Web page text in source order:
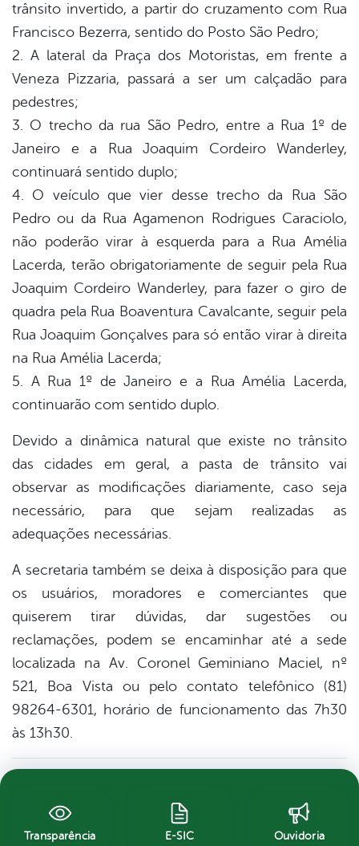
trânsito invertido, a partir do cruzamento com Rua
Francisco Bezerra, sentido do Posto São Pedro;
2. A lateral da Praça dos Motoristas, em frente a
Veneza Pizzaria, passará a ser um calçadão para
pedestres;
3. O trecho da rua São Pedro, entre a Rua 1º de
Janeiro e a Rua Joaquim Cordeiro Wanderley,
continuará sentido duplo;
4. O veículo que vier desse trecho da Rua São
Pedro ou da Rua Agamenon Rodrigues Caraciolo,
não poderão virar à esquerda para a Rua Amélia
Lacerda, terão obrigatoriamente de seguir pela Rua
Joaquim Cordeiro Wanderley, para fazer o giro de
quadra pela Rua Boaventura Cavalcante, seguir pela
Rua Joaquim Gonçalves para só então virar à direita
na Rua Amélia Lacerda;
5. A Rua 1º de Janeiro e a Rua Amélia Lacerda,
continuarão com sentido duplo.
Devido a dinâmica natural que existe no trânsito
das cidades em geral, a pasta de trânsito vai
observar as modificações diariamente, caso seja
necessário, para que sejam realizadas as
adequações necessárias.
A secretaria também se deixa à disposição para que
os usuários, moradores e comerciantes que
quiserem tirar dúvidas, dar sugestões ou
reclamações, podem se encaminhar até a sede
localizada na Av. Coronel Geminiano Maciel, nº
521, Boa Vista ou pelo contato telefônico (81)
98264-6301, horário de funcionamento das 7h30
às 13h30.
Transparência E-SIC Ouvidoria